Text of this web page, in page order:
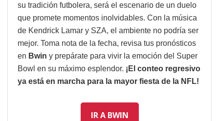
su tradición futbolera, será el escenario de un duelo
que promete momentos inolvidables. Con la música
de Kendrick Lamar y SZA, el ambiente no podría ser
mejor. Toma nota de la fecha, revisa tus pronósticos
en Bwin y prepárate para vivir la emoción del Super
Bowl en su máximo esplendor. ¡El conteo regresivo
ya está en marcha para la mayor fiesta de la NFL!
IR A BWIN